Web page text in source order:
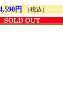
円 （税込）